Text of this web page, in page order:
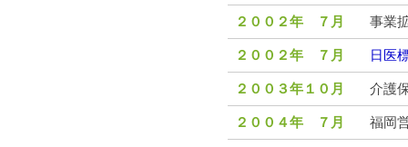
２００２年 ７月 事業
２００２年 ７月 日医
２００３年１０月 介護
２００４年 ７月 福岡